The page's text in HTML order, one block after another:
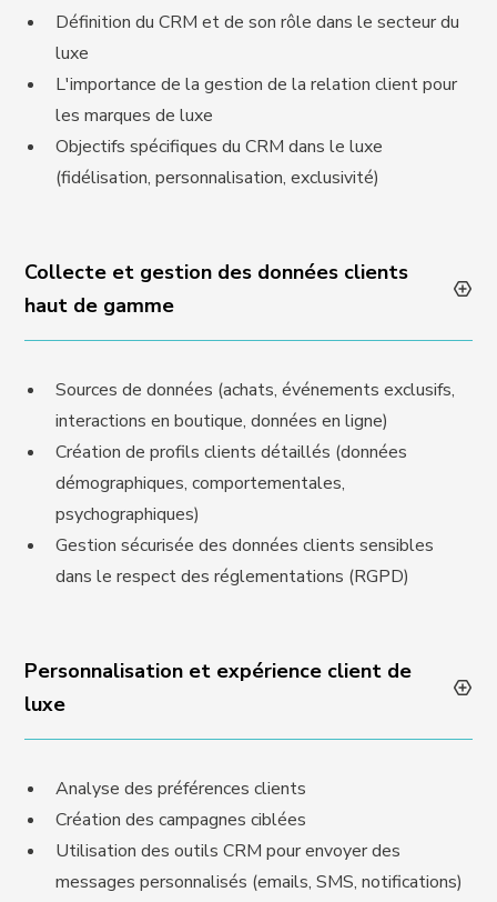
Définition du CRM et de son rôle dans le secteur du
luxe
L'importance de la gestion de la relation client pour
les marques de luxe
Objectifs spécifiques du CRM dans le luxe
(fidélisation, personnalisation, exclusivité)
Collecte et gestion des données clients
haut de gamme
Sources de données (achats, événements exclusifs,
interactions en boutique, données en ligne)
Création de profils clients détaillés (données
démographiques, comportementales,
psychographiques)
Gestion sécurisée des données clients sensibles
dans le respect des réglementations (RGPD)
Personnalisation et expérience client de
luxe
Analyse des préférences clients
Création des campagnes ciblées
Utilisation des outils CRM pour envoyer des
messages personnalisés (emails, SMS, notifications)